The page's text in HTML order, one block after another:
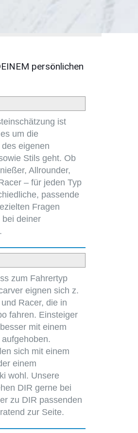
persönlichen
ist
um die
eigenen
Stils geht. Ob
Allrounder,
– für jeden Typ
passende
Fragen
bei deiner
zum Fahrertyp
eignen sich z.
Racer, die in
fahren. Einsteiger
mit einem
sich mit einem
einem
wohl. Unsere
DIR gerne bei
zu DIR passenden
zur Seite.